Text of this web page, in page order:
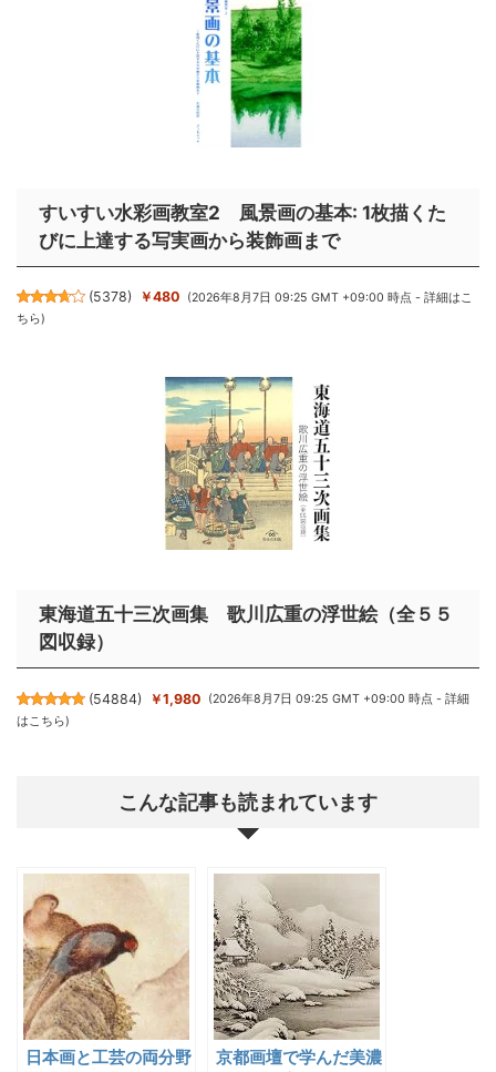
すいすい水彩画教室2 風景画の基本: 1枚描くた
びに上達する写実画から装飾画まで
(5378) ￥480 (2026年8月7日 09:25 GMT +09:00 時点 -詳細はこ
ちら)
東海道五十三次画集 歌川広重の浮世絵（全５５
図収録）
(54884) ￥1,980 (2026年8月7日 09:25 GMT +09:00 時点 -詳細
はこちら)
こんな記事も読まれています
日本画と工芸の両分野
京都画壇で学んだ美濃